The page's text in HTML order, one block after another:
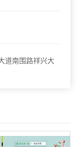
道南围路祥兴大